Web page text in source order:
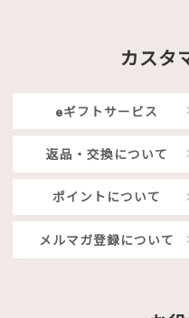
カスタ
eギフトサービス
返品・交換について
ポイントについて
メルマガ登録について